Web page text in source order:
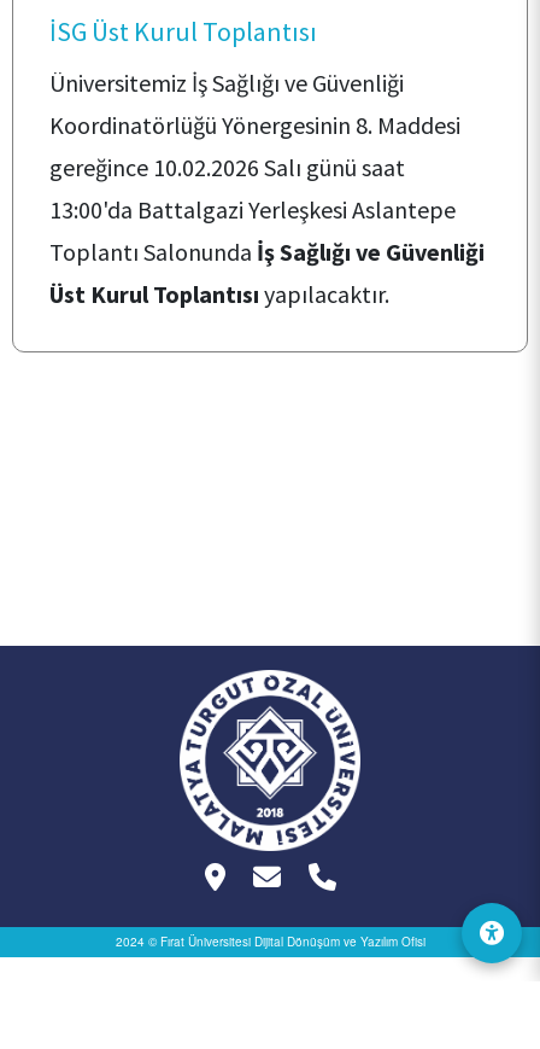
PERSONEL
KALİTE
TOPLUMSAL KATKI
İSG Üst Kurul Toplantısı
Üniversitemiz İş Sağlığı ve Güvenliği
Koordinatörlüğü Yönergesinin 8. Maddesi
gereğince 10.02.2026 Salı günü saat
13:00'da Battalgazi Yerleşkesi Aslantepe
Toplantı Salonunda İş Sağlığı ve Güvenliği
Üst Kurul Toplantısı yapılacaktır.
2024 © Fırat Üniversitesi Dijital Dönüşüm ve Yazılım Ofisi